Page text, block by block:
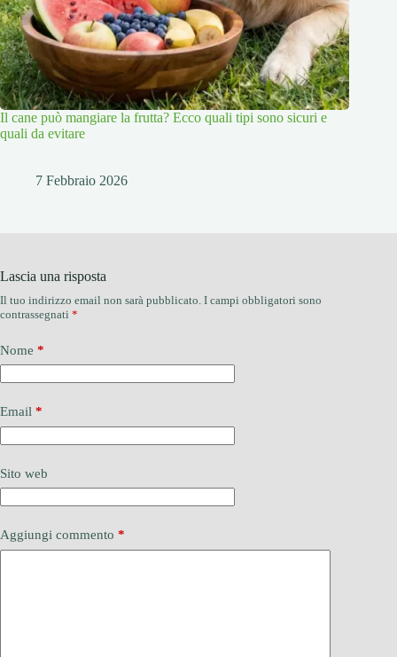
Il cane può mangiare la frutta? Ecco quali tipi sono sicuri e
quali da evitare
7 Febbraio 2026
Lascia una risposta
Il tuo indirizzo email non sarà pubblicato. I campi obbligatori sono
contrassegnati *
Nome *
Email *
Sito web
Aggiungi commento *